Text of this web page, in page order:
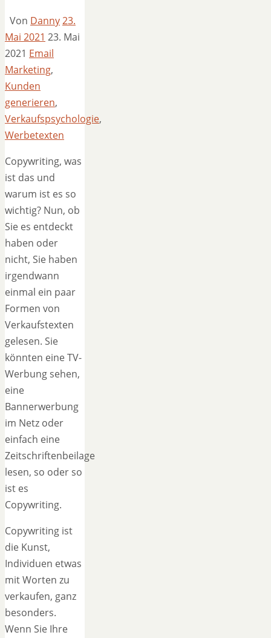
Von Danny23.
Mai 2021 23. Mai
2021 Email
Marketing,
Kunden
generieren,
Verkaufspsychologie,
Werbetexten
Copywriting, was
ist das und
warum ist es so
wichtig? Nun, ob
Sie es entdeckt
haben oder
nicht, Sie haben
irgendwann
einmal ein paar
Formen von
Verkaufstexten
gelesen. Sie
könnten eine TV-
Werbung sehen,
eine
Bannerwerbung
im Netz oder
einfach eine
Zeitschriftenbeilage
lesen, so oder so
ist es
Copywriting.
Copywriting ist
die Kunst,
Individuen etwas
mit Worten zu
verkaufen, ganz
besonders.
Wenn Sie Ihre